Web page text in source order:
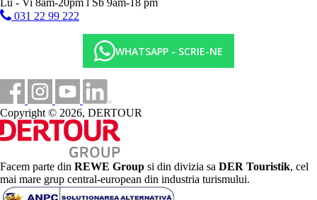
Demipensiune
Mic dejun si cina tip bufet
Categoria oficiala
Nota
Asa-numita taxa ECO se incaseaza la hotel (2 €/persoana de la
13 ani/zi, max. 14 €/sejur). Aceasta taxa nu este inclusa in pretul
turului si trebuie platita de catre client direct la receptia hotelului.
Sfera si calitatea serviciilor si activitatilor mentionate pot fi
afectate de introducerea unor eventuale masuri de igiena sau
antiepidemie in destinatia data.
Lu - Vi 8am-20pm l Sb 9am-18 pm
031 22 99 222
WHATSAPP - SCRIE-NE
Copyright © 2026, DERTOUR
Facem parte din REWE Group si din divizia sa DER Touristik, cel
mai mare grup central-european din industria turismului.